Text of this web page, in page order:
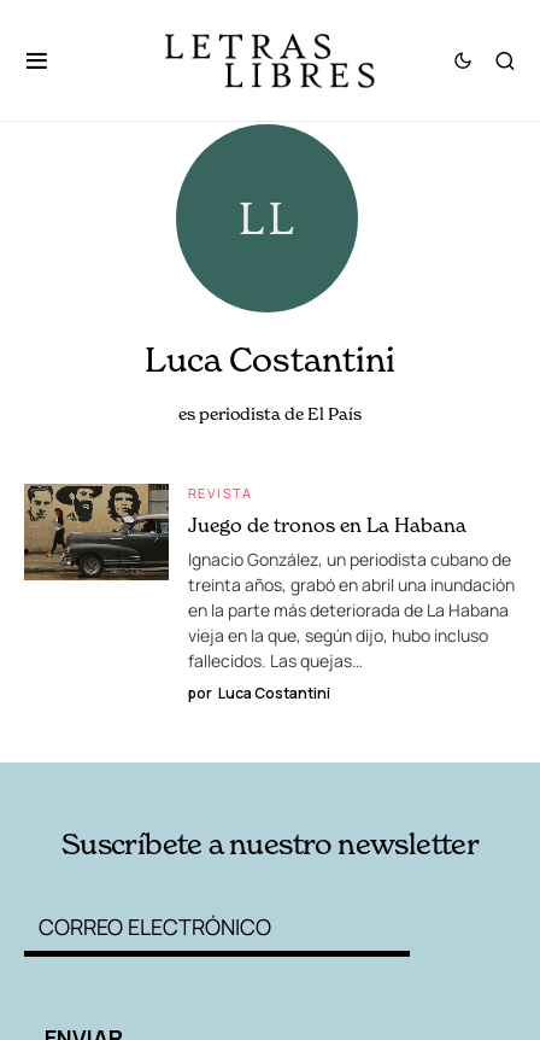
Luca Costantini
es periodista de El País
REVISTA
Juego de tronos en La Habana
Ignacio González, un periodista cubano de
treinta años, grabó en abril una inundación
en la parte más deteriorada de La Habana
vieja en la que, según dijo, hubo incluso
fallecidos. Las quejas…
por Luca Costantini
Suscríbete a nuestro newsletter